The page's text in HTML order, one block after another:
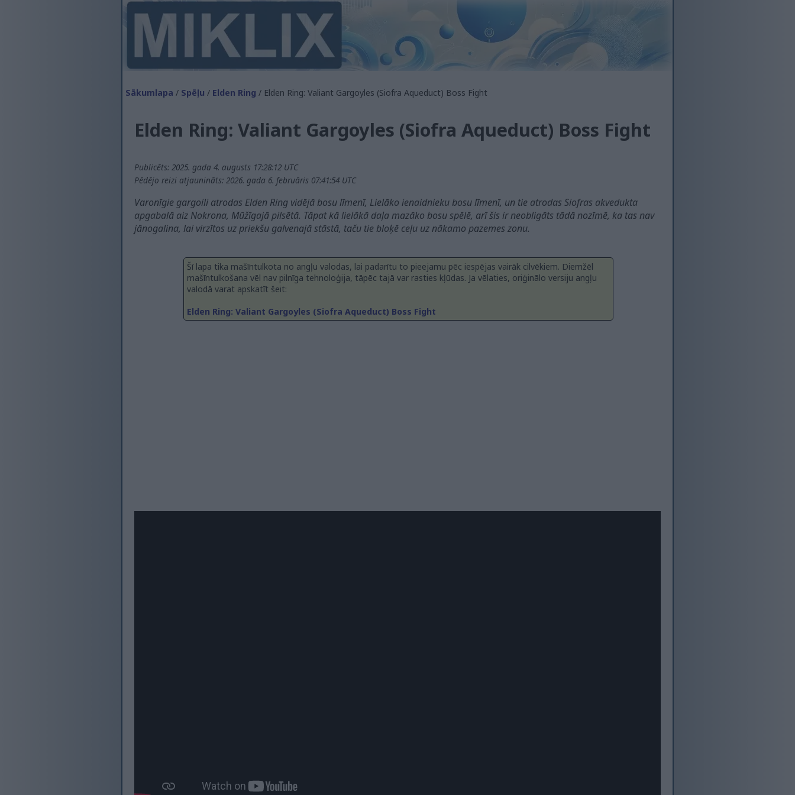
Sākumlapa / Spēļu / Elden Ring / Elden Ring: Valiant Gargoyles (Siofra Aqueduct) Boss Fight
Elden Ring: Valiant Gargoyles (Siofra Aqueduct) Boss Fight
Publicēts: 2025. gada 4. augusts 17:28:12 UTC
Pēdējo reizi atjaunināts: 2026. gada 6. februāris 07:41:54 UTC
Varonīgie gargoili atrodas Elden Ring vidējā bosu līmenī, Lielāko ienaidnieku bosu līmenī, un tie atrodas Siofras akvedukta
apgabalā aiz Nokrona, Mūžīgajā pilsētā. Tāpat kā lielākā daļa mazāko bosu spēlē, arī šis ir neobligāts tādā nozīmē, ka tas nav
jānogalina, lai virzītos uz priekšu galvenajā stāstā, taču tie bloķē ceļu uz nākamo pazemes zonu.
Šī lapa tika mašīntulkota no angļu valodas, lai padarītu to pieejamu pēc iespējas vairāk cilvēkiem. Diemžēl
mašīntulkošana vēl nav pilnīga tehnoloģija, tāpēc tajā var rasties kļūdas. Ja vēlaties, oriģinālo versiju angļu
valodā varat apskatīt šeit:
Elden Ring: Valiant Gargoyles (Siofra Aqueduct) Boss Fight